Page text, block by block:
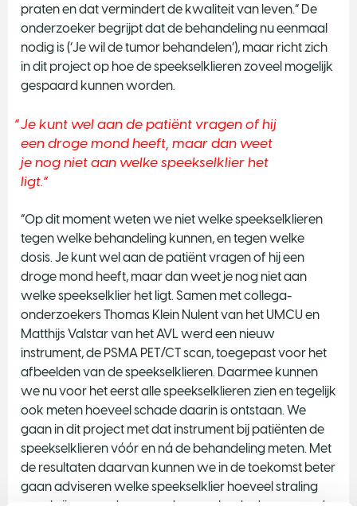
praten en dat vermindert de kwaliteit van leven.” De
onderzoeker begrijpt dat de behandeling nu eenmaal
nodig is (‘Je wil de tumor behandelen’), maar richt zich
in dit project op hoe de speekselklieren zoveel mogelijk
gespaard kunnen worden.
Je kunt wel aan de patiënt vragen of hij
een droge mond heeft, maar dan weet
je nog niet aan welke speekselklier het
ligt.
“Op dit moment weten we niet welke speekselklieren
tegen welke behandeling kunnen, en tegen welke
dosis. Je kunt wel aan de patiënt vragen of hij een
droge mond heeft, maar dan weet je nog niet aan
welke speekselklier het ligt. Samen met collega-
onderzoekers Thomas Klein Nulent van het UMCU en
Matthijs Valstar van het AVL werd een nieuw
instrument, de PSMA PET/CT scan, toegepast voor het
afbeelden van de speekselklieren. Daarmee kunnen
we nu voor het eerst alle speekselklieren zien en tegelijk
ook meten hoeveel schade daarin is ontstaan. We
gaan in dit project met dat instrument bij patiënten de
speekselklieren vóór en ná de behandeling meten. Met
de resultaten daarvan kunnen we in de toekomst beter
gaan adviseren welke speekselklier hoeveel straling